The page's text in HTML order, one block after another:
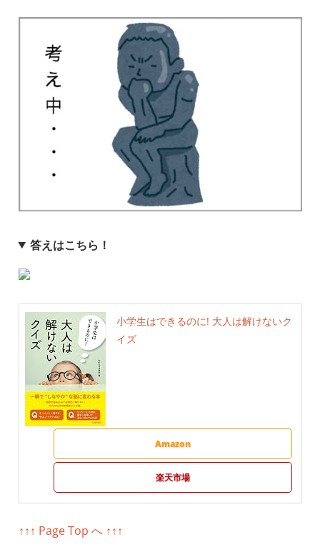
答えはこちら！
小学生はできるのに! 大人は解けないク
イズ
Amazon
楽天市場
↑↑↑ Page Top へ ↑↑↑